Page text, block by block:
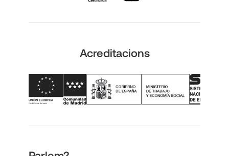
Acreditacions